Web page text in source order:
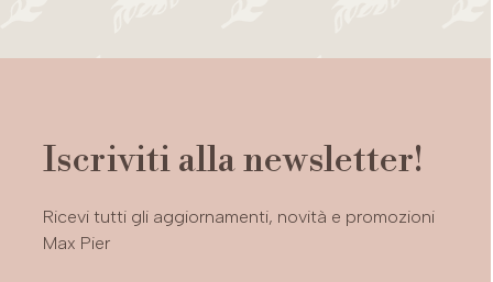
Iscriviti alla newsletter!
Ricevi tutti gli aggiornamenti, novità e promozioni
Max Pier